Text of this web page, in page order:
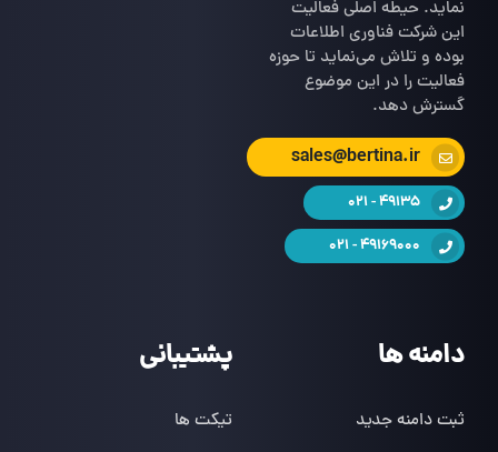
نماید. حیطه اصلی فعالیت
این شرکت فناوری اطلاعات
بوده و تلاش می‌نماید تا حوزه
فعالیت را در این موضوع
گسترش دهد.
sales@bertina.ir
49135 - 021
49169000 - 021
دامنه ها
ثبت دامنه جدید
پشتیبانی
تیکت ها